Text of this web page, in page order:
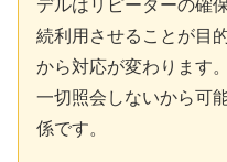
デルはリピーターの確
続利用させることが目
から対応が変わります
一切照会しないから可
係です。